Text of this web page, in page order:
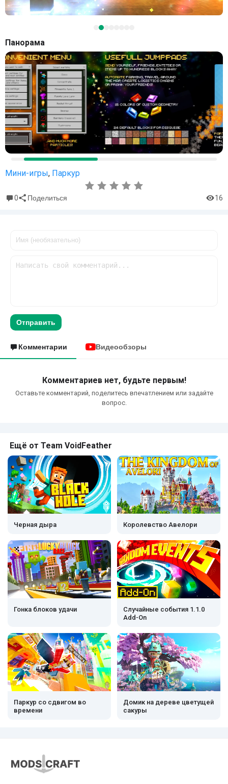
Панорама
Мини-игры, Паркур
0 Поделиться 16
Отправить
Комментарии Видеообзоры
Комментариев нет, будьте первым!
Оставьте комментарий, поделитесь впечатлением или задайте
вопрос.
Ещё от Team VoidFeather
Черная дыра Королевство Авелори
Гонка блоков удачи
Случайные события 1.1.0
Add-On
Паркур со сдвигом во
времени
Домик на дереве цветущей
сакуры